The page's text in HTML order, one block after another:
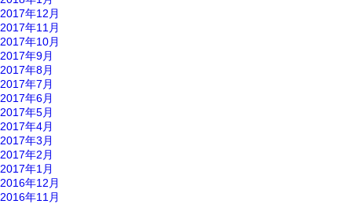
2017年12月
2017年11月
2017年10月
2017年9月
2017年8月
2017年7月
2017年6月
2017年5月
2017年4月
2017年3月
2017年2月
2017年1月
2016年12月
2016年11月